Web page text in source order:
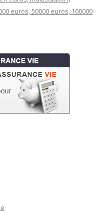
euros, 50000 euros, 100000